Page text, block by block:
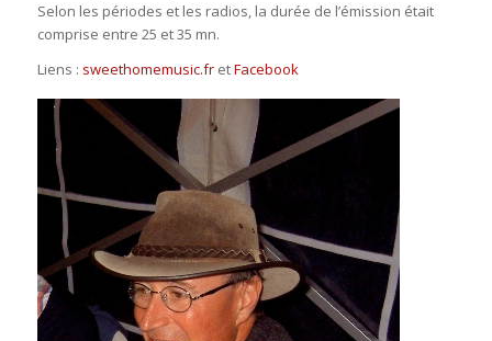
Selon les périodes et les radios, la durée de l’émission était
comprise entre 25 et 35 mn.
Liens : sweethomemusic.fretFacebook